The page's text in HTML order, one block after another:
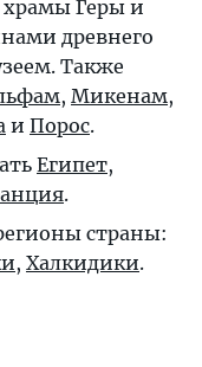
Геры и
древнего
Также
, Микенам,
и Порос.
Египет,
.
страны:
, Халкидики.